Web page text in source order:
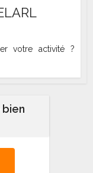
votre activité ?